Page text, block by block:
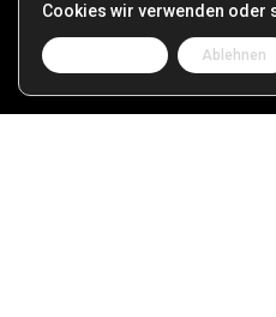
Cookies wir verwenden oder
Ablehnen